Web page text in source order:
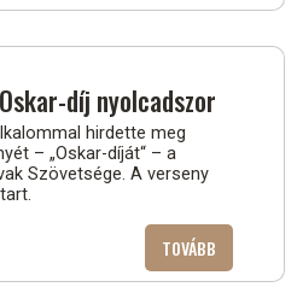
MEGYE)
díj nyolcadszor
hirdette meg
– „Oskar-díját“ – a
Szövetsége. A verseny
TOVÁBB
OSKAR-